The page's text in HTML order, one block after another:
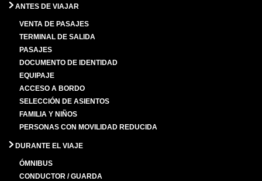
ANTES DE VIAJAR
VENTA DE PASAJES
TERMINAL DE SALIDA
PASAJES
DOCUMENTO DE IDENTIDAD
EQUIPAJE
ACCESO A BORDO
SELECCIÓN DE ASIENTOS
FAMILIA Y NIÑOS
PERSONAS CON MOVILIDAD REDUCIDA
DURANTE EL VIAJE
ÓMNIBUS
CONDUCTOR / GUARDA